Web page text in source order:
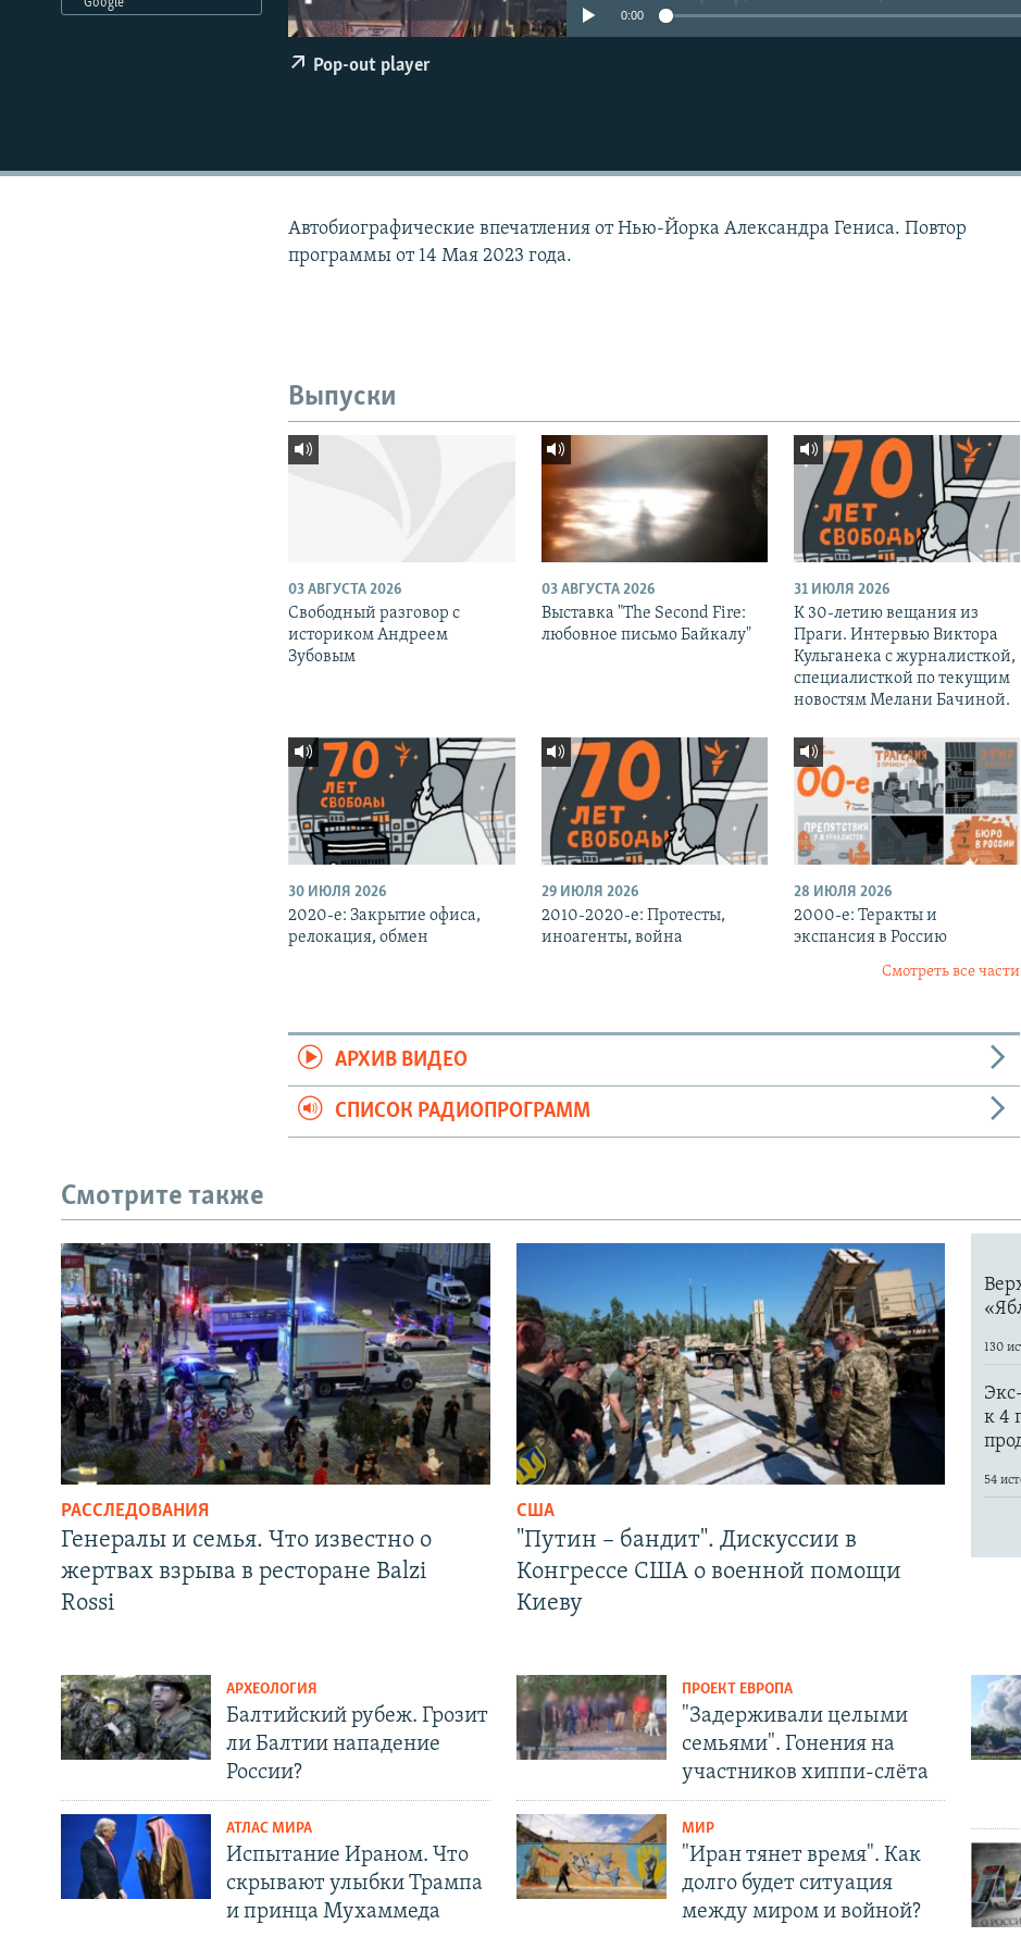
0:00
Pop-out player
Автобиографические впечатления от Нью-Йорка Александра Гениса. Повтор
программы от 14 Мая 2023 года.
Выпуски
03 АВГУСТА 2026
Свободный разговор с
историком Андреем
Зубовым
03 АВГУСТА 2026
Выставка "The Second Fire:
любовное письмо Байкалу"
31 ИЮЛЯ 2026
К 30-летию вещания из
Праги. Интервью Виктора
Кульганека с журналисткой,
специалисткой по текущим
новостям Мелани Бачиной.
30 ИЮЛЯ 2026
2020-е: Закрытие офиса,
релокация, обмен
29 ИЮЛЯ 2026
2010-2020-е: Протесты,
иноагенты, война
28 ИЮЛЯ 2026
2000-е: Теракты и
экспансия в Россию
Смотреть все части
АРХИВ ВИДЕО
СПИСОК РАДИОПРОГРАММ
Смотрите также
РАССЛЕДОВАНИЯ
Генералы и семья. Что известно о
жертвах взрыва в ресторане Balzi
Rossi
США
"Путин – бандит". Дискуссии в
Конгрессе США о военной помощи
Киеву
АРХЕОЛОГИЯ
Балтийский рубеж. Грозит
ли Балтии нападение
России?
АТЛАС МИРА
Испытание Ираном. Что
скрывают улыбки Трампа
и принца Мухаммеда
ПРОЕКТ ЕВРОПА
"Задерживали целыми
семьями". Гонения на
участников хиппи-слёта
МИР
"Иран тянет время". Как
долго будет ситуация
между миром и войной?